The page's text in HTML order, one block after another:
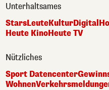
Unterhaltsames
StarsLeuteKulturDigital
Heute KinoHeute TV
Nützliches
Sport Datencenter
Wohnen